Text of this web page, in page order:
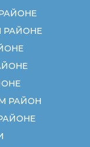
РАЙОНЕ
РАЙОН